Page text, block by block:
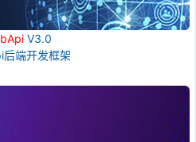
V3.0
后端开发框架